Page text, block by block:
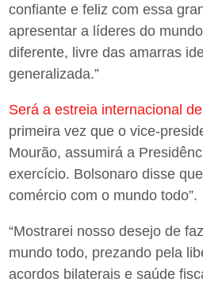
confiante e feliz com essa
apresentar a líderes do
diferente, livre das amarras
generalizada.”
Será a estreia internacional
primeira vez que o vice-
Mourão, assumirá a
exercício. Bolsonaro disse
comércio com o mundo todo”.
“Mostrarei nosso desejo de
mundo todo, prezando pela
acordos bilaterais e saúde